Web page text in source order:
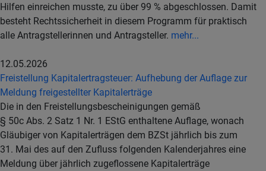
Hilfen einreichen musste, zu über 99 % abgeschlossen. Damit
besteht Rechtssicherheit in diesem Programm für praktisch
alle Antragstellerinnen und Antragsteller. mehr...
12.05.2026
Freistellung Kapitalertragsteuer: Aufhebung der Auflage zur
Meldung freigestellter Kapitalerträge
Die in den Freistellungsbescheinigungen gemäß
§ 50c Abs. 2 Satz 1 Nr. 1 EStG enthaltene Auflage, wonach
Gläubiger von Kapitalerträgen dem BZSt jährlich bis zum
31. Mai des auf den Zufluss folgenden Kalenderjahres eine
Meldung über jährlich zugeflossene Kapitalerträge